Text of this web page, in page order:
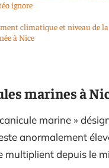
ignore
climatique et niveau de
à Nice
marines à
marine »
anormalement
multiplient depuis le